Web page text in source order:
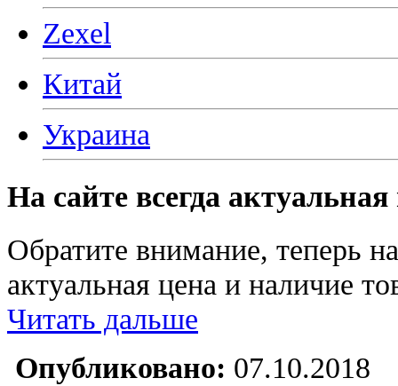
Zexel
Китай
Украина
На сайте всегда
Обратите внимание, теперь
актуальная цена и наличие
Читать дальше
Опубликовано: 07.10.2018